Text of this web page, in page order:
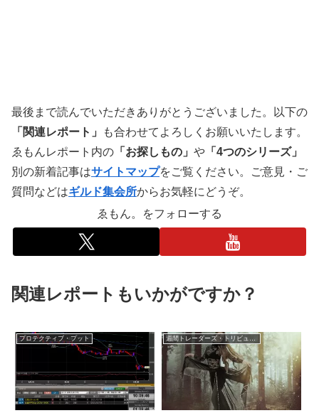
最後まで読んでいただきありがとうございました。以下の
「関連レポート」
も合わせてよろしくお願いいたします。
ゑもんレポート内の 「お探しもの」 や 「4つのシリーズ」
別の新着記事はサイトマップをご覧ください。ご意見・ご
質問などはギルド集会所からお気軽にどうぞ。
ゑもん。をフォローする
関連レポートもいかがですか？
プロテクティブ・プット